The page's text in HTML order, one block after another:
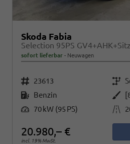
Skoda Fabia
sofort lieferbar Neuwagen
Fahrzeugnr. 23613 Getriebe
Kraftstoff Benzin Außenfarbe
Leistung 70 kW (95 PS) Kilometerstand
20.980,– €
incl. 19% MwSt.